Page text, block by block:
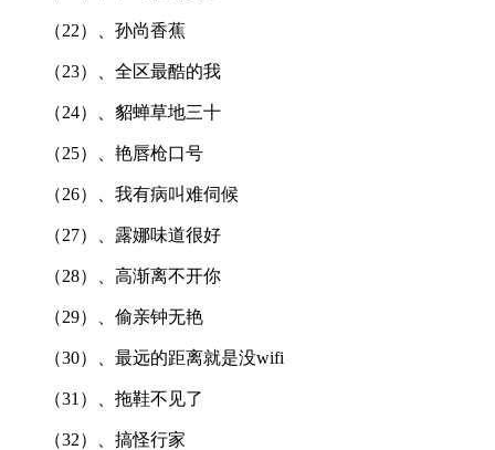
（22）、孙尚香蕉
（23）、全区最酷的我
（24）、貂蝉草地三十
（25）、艳唇枪口号
（26）、我有病叫难伺候
（27）、露娜味道很好
（28）、高渐离不开你
（29）、偷亲钟无艳
（30）、最远的距离就是没wifi
（31）、拖鞋不见了
（32）、搞怪行家